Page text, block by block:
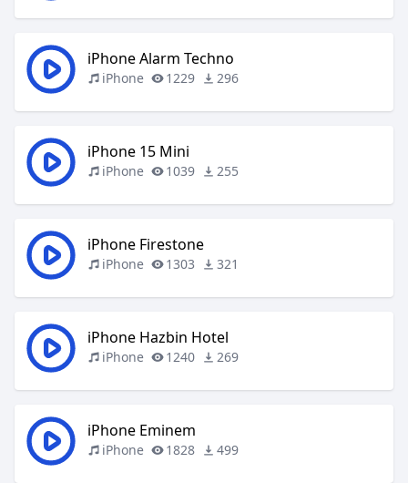
iPhone Alarm Techno
iPhone 1229 296
iPhone 15 Mini
iPhone 1039 255
iPhone Firestone
iPhone 1303 321
iPhone Hazbin Hotel
iPhone 1240 269
iPhone Eminem
iPhone 1828 499